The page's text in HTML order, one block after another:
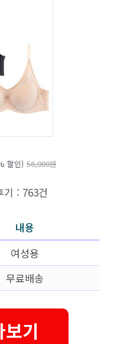
할인) 56,000원
: 763건
내용
여성용
무료배송
기